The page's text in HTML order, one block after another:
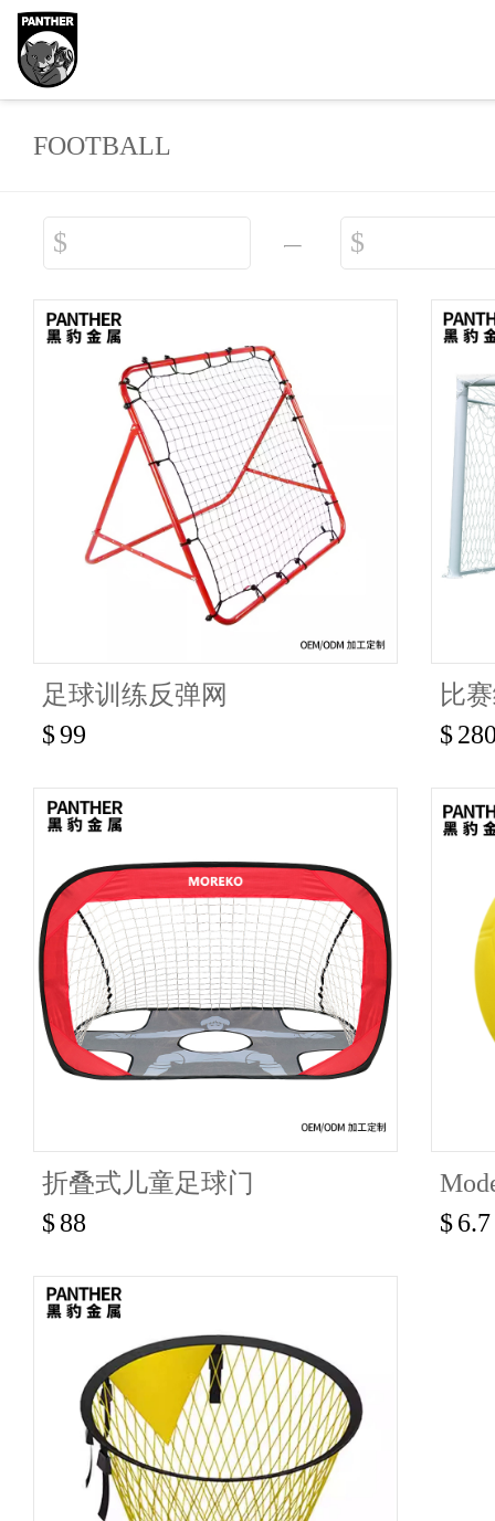
FOOTBALL
足球训练反弹网
$99
比
$
折叠式儿童足球门
$88
$6.7